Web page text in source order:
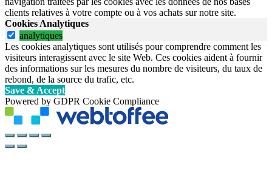
clients relatives à votre compte ou à vos achats sur notre site.
Cookies Analytiques
analytiques
Les cookies analytiques sont utilisés pour comprendre comment les
visiteurs interagissent avec le site Web. Ces cookies aident à fournir
des informations sur les mesures du nombre de visiteurs, du taux de
rebond, de la source du trafic, etc.
Save & Accept
Powered by GDPR Cookie Compliance